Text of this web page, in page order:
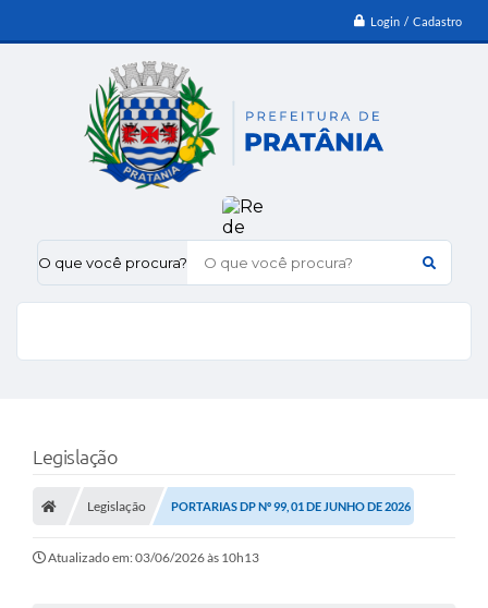
Login / Cadastro
O que você procura?
Legislação
Legislação PORTARIAS DP Nº 99, 01 DE JUNHO DE 2026
Atualizado em: 03/06/2026 às 10h13